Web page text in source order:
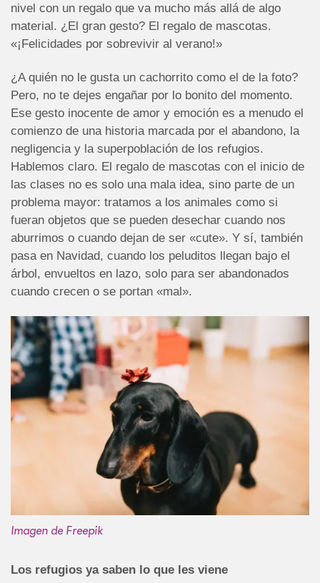
nivel con un regalo que va mucho más allá de algo
material. ¿El gran gesto? El regalo de mascotas.
«¡Felicidades por sobrevivir al verano!»
¿A quién no le gusta un cachorrito como el de la foto?
Pero, no te dejes engañar por lo bonito del momento.
Ese gesto inocente de amor y emoción es a menudo el
comienzo de una historia marcada por el abandono, la
negligencia y la superpoblación de los refugios.
Hablemos claro. El regalo de mascotas con el inicio de
las clases no es solo una mala idea, sino parte de un
problema mayor: tratamos a los animales como si
fueran objetos que se pueden desechar cuando nos
aburrimos o cuando dejan de ser «cute». Y sí, también
pasa en Navidad, cuando los peluditos llegan bajo el
árbol, envueltos en lazo, solo para ser abandonados
cuando crecen o se portan «mal».
Imagen de Freepik
Los refugios ya saben lo que les viene